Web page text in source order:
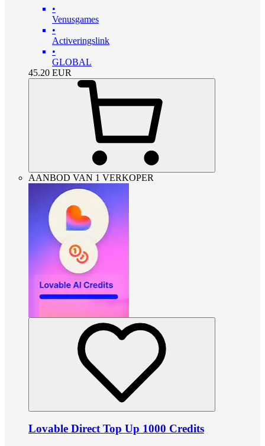
•
Venusgames
•
Activeringslink
•
GLOBAL
45.20 EUR
AANBOD VAN 1 VERKOPER
Lovable Direct Top Up 1000 Credits